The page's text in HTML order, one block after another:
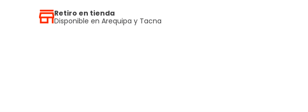
Retiro en tienda
Disponible en Arequipa y Tacna